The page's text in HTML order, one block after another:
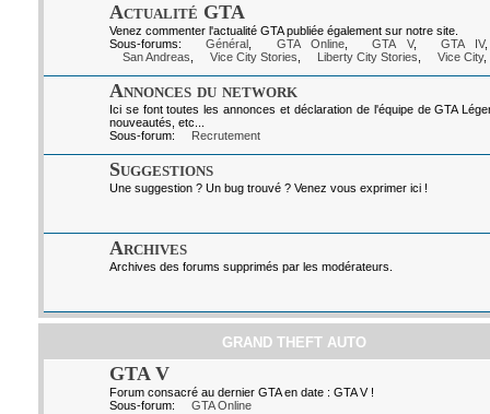
Actualité GTA
Venez commenter l'actualité GTA publiée également sur notre site.
Sous-forums:
Général GTA Online, GTA V, GTA IV
San Andreas
Vice City Stories Liberty City Stories Vice City,
Annonces du network
Ici se font toutes les annonces et déclaration de l'équipe de GTA
nouveautés, etc...
Sous-forum:
Recrutement
Suggestions
Une suggestion ? Un bug trouvé ? Venez vous exprimer ici !
Archives
Archives des forums supprimés par les modérateurs.
GRAND THEFT AUTO
GTA V
Forum consacré au dernier GTA en date : GTA V !
Sous-forum:
GTA Online